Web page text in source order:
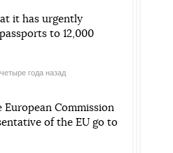
it has urgently
to 12,000
четыре года назад
Commission
of the EU go to